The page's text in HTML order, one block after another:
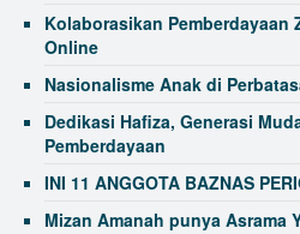
Kolaborasikan Pemberdayaan
Online
Nasionalisme Anak di
Dedikasi Hafiza, Generasi
Pemberdayaan
INI 11 ANGGOTA BAZNAS
Mizan Amanah punya Asrama